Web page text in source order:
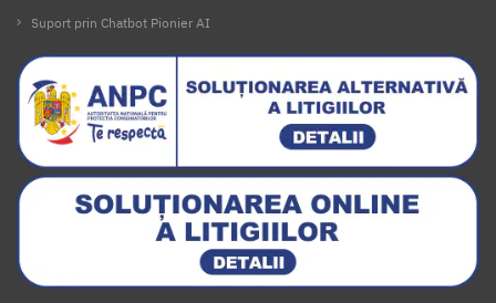
Suport prin Chatbot Pionier AI